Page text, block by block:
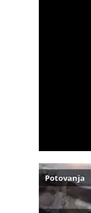
Potovanja